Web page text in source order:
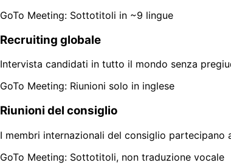
GoTo Meeting: Sottotitoli in ~9 lingue
Recruiting globale
Intervista candidati in tutto il mondo senza
GoTo Meeting: Riunioni solo in inglese
Riunioni del consiglio
I membri internazionali del consiglio
GoTo Meeting: Sottotitoli, non traduzione vocale